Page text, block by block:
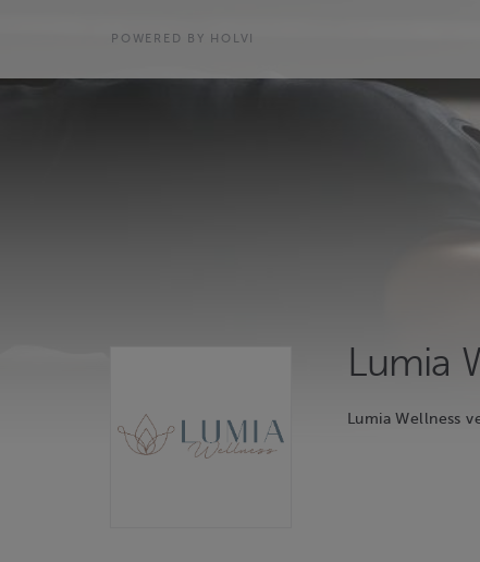
POWERED BY HOLVI
Lumia
Lumia Wellness